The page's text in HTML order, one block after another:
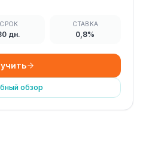
СРОК
дн.
СТАВКА
0,8%
обзор